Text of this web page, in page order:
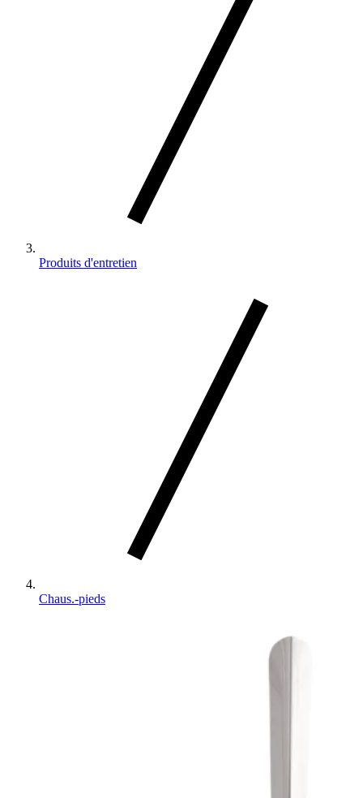
Produits d'entretien
Chaus.-pieds